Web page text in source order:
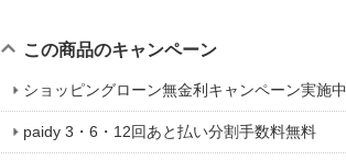
この商品のキャンペーン
ショッピングローン無金利キャンペーン実施中
paidy 3・6・12回あと払い分割手数料無料